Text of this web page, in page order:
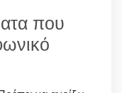
που